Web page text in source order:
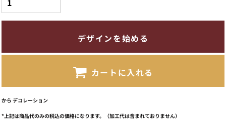
デザインを始める
カートに入れる
から デコレーション
*上記は商品代のみの税込の価格になります。（加工代は含まれておりません）